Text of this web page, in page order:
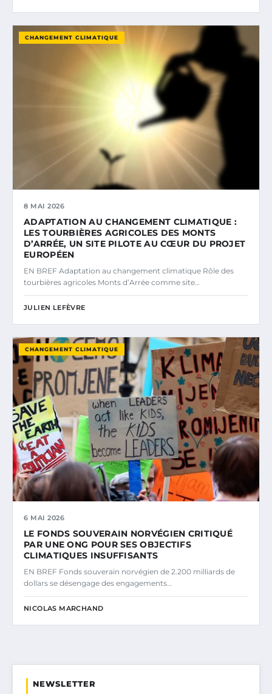
CHANGEMENT CLIMATIQUE
8 MAI 2026
ADAPTATION AU CHANGEMENT CLIMATIQUE :
LES TOURBIÈRES AGRICOLES DES MONTS
D’ARRÉE, UN SITE PILOTE AU CŒUR DU PROJET
EUROPÉEN
EN BREF Adaptation au changement climatique Rôle des
tourbières agricoles Monts d’Arrée comme site…
JULIEN LEFÈVRE
CHANGEMENT CLIMATIQUE
6 MAI 2026
LE FONDS SOUVERAIN NORVÉGIEN CRITIQUÉ
PAR UNE ONG POUR SES OBJECTIFS
CLIMATIQUES INSUFFISANTS
EN BREF Fonds souverain norvégien de 2.200 milliards de
dollars se désengage des engagements…
NICOLAS MARCHAND
NEWSLETTER